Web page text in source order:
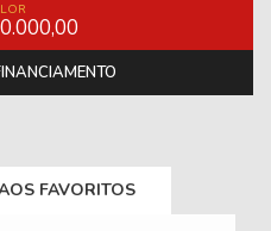
FAVORITOS